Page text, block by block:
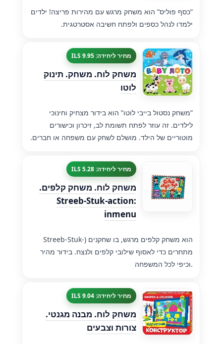
”כסף פוליס” הוא משחק מרגש עם מהירות פריצה! ילדים
ילמדו לנהל כספים ולפתח חשיבה אסטרטגית.
מחיר ליחידה: 9.95 ILS
משחק לוח. משחק. תינוק
לוטו
”משחק נסטול בייבי לוטו” הוא בידור מצחיק וחינוכי
לילדים. זה עוזר לפתח תשומת לב, זיכרון וכישורים
מוטוריים של הילד. מושלם לשחק עם משפחה או חברים.
מחיר ליחידה: 5.28 ILS
משחק לוח. משחק קלפים.
Streeb-Stuk-action:
inmenu
Streeb-Stuk-) הוא משחק קלפים מרגש, בו שחקנים
מתחרים כדי לאסוף שילובי קלפים ולנצח. בידור מהיר
וכיפי לכל המשפחה.
מחיר ליחידה: 9.04 ILS
משחק לוח. מבנה מגנטי.
צורות וצבעים